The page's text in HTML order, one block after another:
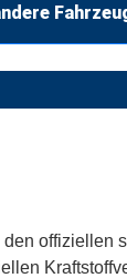
offiziellen